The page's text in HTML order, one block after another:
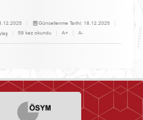
Güncellenme Tarihi: 18.12.2025
59 kez okundu A+ A-